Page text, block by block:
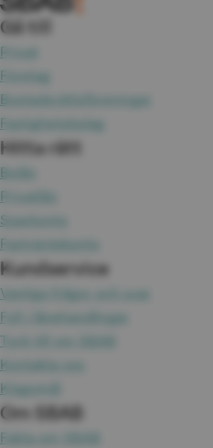
Gå till
Privat
Företag
Bostadsrättsföreningar
Fastighetsbolag
Hitta rätt
Bolån
Privatlån
Sparkonto
Fasträntekonto
Kundservice
Vanliga frågor och svar
Fyll i lånehandlingar
Tyck till om SBAB
Kontakta oss
Klagomål
Om SBAB
Fakta om SBAB